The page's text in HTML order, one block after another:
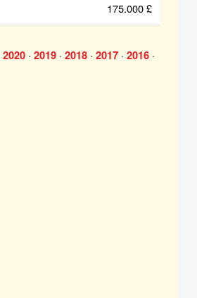
175.000 £
2020 · 2019 · 2018 · 2017 · 2016 ·